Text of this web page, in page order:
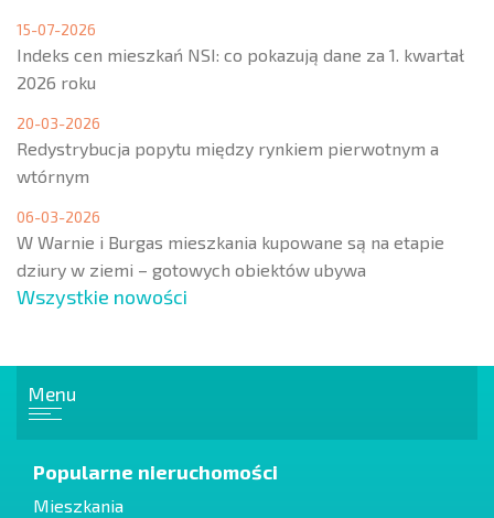
15-07-2026
Indeks cen mieszkań NSI: co pokazują dane za 1. kwartał
2026 roku
20-03-2026
Redystrybucja popytu między rynkiem pierwotnym a
wtórnym
06-03-2026
W Warnie i Burgas mieszkania kupowane są na etapie
dziury w ziemi – gotowych obiektów ubywa
Wszystkie nowości
Menu
Popularne nieruchomości
Mieszkania